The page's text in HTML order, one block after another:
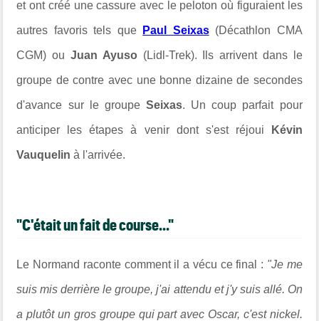
et ont créé une cassure avec le peloton où figuraient les
autres favoris tels que Paul Seixas(Décathlon CMA
CGM) ou Juan Ayuso (Lidl-Trek). Ils arrivent dans le
groupe de contre avec une bonne dizaine de secondes
d'avance sur le groupe Seixas. Un coup parfait pour
anticiper les étapes à venir dont s'est réjoui Kévin
Vauquelin à l'arrivée.
"C'était un fait de course..."
Le Normand raconte comment il a vécu ce final : "Je me
suis mis derrière le groupe, j'ai attendu et j'y suis allé. On
a plutôt un gros groupe qui part avec Oscar, c'est nickel.